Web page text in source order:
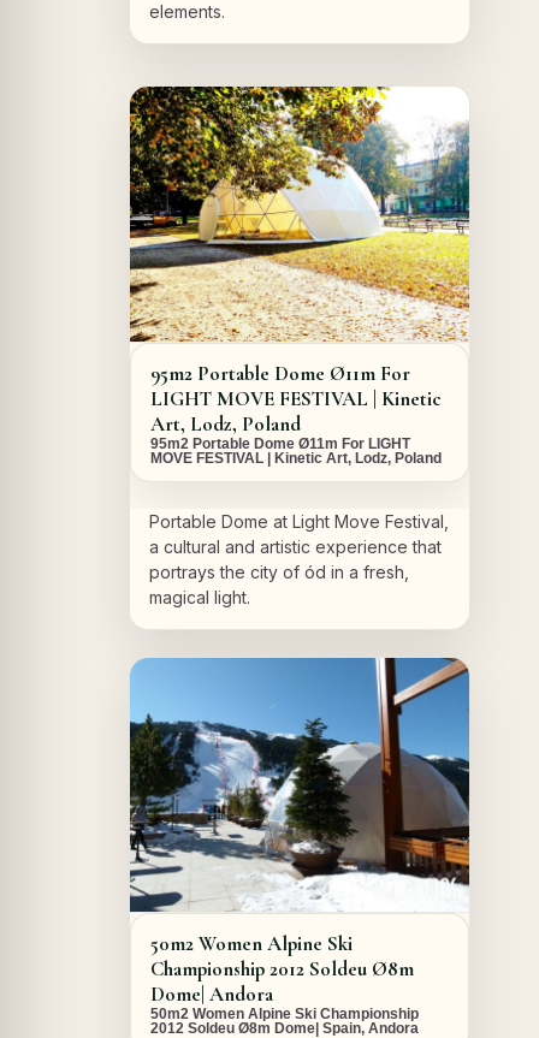
elements.
A PROPOS DU PROJET
95m2 Portable Dome Ø11m For
LIGHT MOVE FESTIVAL | Kinetic
Art, Lodz, Poland
95m2 Portable Dome Ø11m For LIGHT
MOVE FESTIVAL | Kinetic Art, Lodz, Poland
Portable Dome at Light Move Festival,
a cultural and artistic experience that
portrays the city of ód in a fresh,
magical light.
50m2 Women Alpine Ski
Championship 2012 Soldeu Ø8m
Dome| Andora
50m2 Women Alpine Ski Championship
2012 Soldeu Ø8m Dome| Spain, Andora